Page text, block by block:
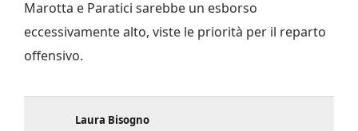
Marotta e Paratici sarebbe un esborso
eccessivamente alto, viste le priorità per il reparto
offensivo.
Laura Bisogno